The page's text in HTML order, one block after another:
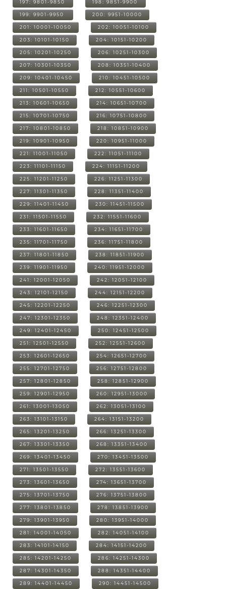
197: 9801-9850 198: 9851-9900
199: 9901-9950 200: 9951-10000
201: 10001-10050 202: 10051-10100
203: 10101-10150 204: 10151-10200
205: 10201-10250 206: 10251-10300
207: 10301-10350 208: 10351-10400
209: 10401-10450 210: 10451-10500
211: 10501-10550 212: 10551-10600
213: 10601-10650 214: 10651-10700
215: 10701-10750 216: 10751-10800
217: 10801-10850 218: 10851-10900
219: 10901-10950 220: 10951-11000
221: 11001-11050 222: 11051-11100
223: 11101-11150 224: 11151-11200
225: 11201-11250 226: 11251-11300
227: 11301-11350 228: 11351-11400
229: 11401-11450 230: 11451-11500
231: 11501-11550 232: 11551-11600
233: 11601-11650 234: 11651-11700
235: 11701-11750 236: 11751-11800
237: 11801-11850 238: 11851-11900
239: 11901-11950 240: 11951-12000
241: 12001-12050 242: 12051-12100
243: 12101-12150 244: 12151-12200
245: 12201-12250 246: 12251-12300
247: 12301-12350 248: 12351-12400
249: 12401-12450 250: 12451-12500
251: 12501-12550 252: 12551-12600
253: 12601-12650 254: 12651-12700
255: 12701-12750 256: 12751-12800
257: 12801-12850 258: 12851-12900
259: 12901-12950 260: 12951-13000
261: 13001-13050 262: 13051-13100
263: 13101-13150 264: 13151-13200
265: 13201-13250 266: 13251-13300
267: 13301-13350 268: 13351-13400
269: 13401-13450 270: 13451-13500
271: 13501-13550 272: 13551-13600
273: 13601-13650 274: 13651-13700
275: 13701-13750 276: 13751-13800
277: 13801-13850 278: 13851-13900
279: 13901-13950 280: 13951-14000
281: 14001-14050 282: 14051-14100
283: 14101-14150 284: 14151-14200
285: 14201-14250 286: 14251-14300
287: 14301-14350 288: 14351-14400
289: 14401-14450 290: 14451-14500